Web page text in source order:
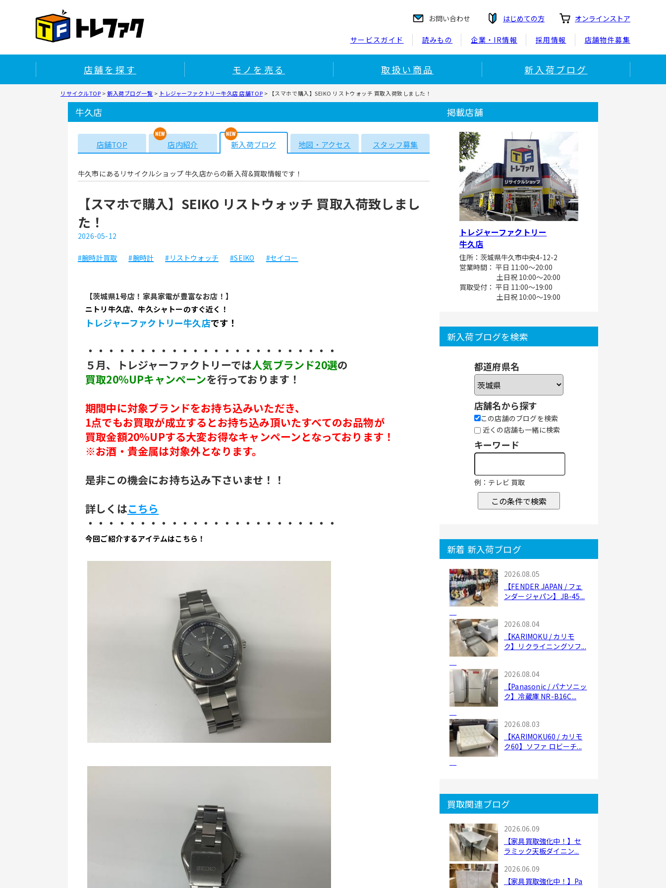
お問い合わせ はじめての方 オンラインストア
サービスガイド 読みもの 企業・IR情報 採用情報 店舗物件募集
店舗を探す モノを売る 取扱い商品 新入荷ブログ
リサイクルTOP >新入荷ブログ一覧 > トレジャーファクトリー牛久店 店舗TOP > 【スマホで購入】SEIKO リストウォッチ 買取入荷致しました！
牛久店
店舗TOP 店内紹介 新入荷ブログ 地図・アクセス スタッフ募集
牛久市にあるリサイクルショップ 牛久店からの新入荷&買取情報です！
【スマホで購入】SEIKO リストウォッチ 買取入荷致しまし
た！
2026-05-12
#腕時計買取 #腕時計 #リストウォッチ #SEIKO #セイコー
【茨城県1号店！家具家電が豊富なお店！】
ニトリ牛久店、牛久シャトーのすぐ近く！
トレジャーファクトリー牛久店です！
・・・・・・・・・・・・・・・・・・・・・・・・
５月、トレジャーファクトリーでは人気ブランド20選の
買取20％UPキャンペーンを行っております！
期間中に対象ブランドをお持ち込みいただき、
1点でもお買取が成立するとお持ち込み頂いたすべてのお品物が
買取金額20％UPする大変お得なキャンペーンとなっております！
※お酒・貴金属は対象外となります。
是非この機会にお持ち込み下さいませ！！
詳しくはこちら
・・・・・・・・・・・・・・・・・・・・・・・・
今回ご紹介するアイテムはこちら！
掲載店舗
トレジャーファクトリー
牛久店
住所：茨城県牛久市中央4-12-2
営業時間： 平日 11:00～20:00
土日祝 10:00～20:00
買取受付： 平日 11:00～19:00
土日祝 10:00～19:00
新入荷ブログを検索
都道府県名
店舗名から探す
この店舗のブログを検索
近くの店舗も一緒に検索
キーワード
例：テレビ 買取
この条件で検索
新着 新入荷ブログ
2026.08.05
【FENDER JAPAN / フェ
ンダージャパン】JB-45...
2026.08.04
【KARIMOKU / カリモ
ク】リクライニングソフ...
2026.08.04
【Panasonic / パナソニッ
ク】冷蔵庫 NR-B16C...
2026.08.03
【KARIMOKU60 / カリモ
ク60】ソファ ロビーチ...
買取関連ブログ
2026.06.09
【家具買取強化中！】セ
ラミック天板ダイニン...
2026.06.09
【家具買取強化中！】Pa